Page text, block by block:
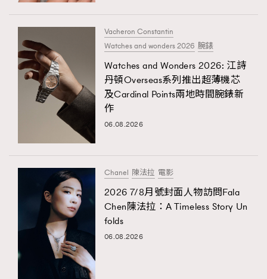
Vacheron Constantin
Watches and wonders 2026 腕錶
Watches and Wonders 2026: 江詩
丹頓Overseas系列推出超薄機芯
及Cardinal Points兩地時間腕錶新
作
06.08.2026
Chanel 陳法拉 電影
2026 7/8月號封面人物訪問Fala
Chen陳法拉：A Timeless Story Un
folds
06.08.2026